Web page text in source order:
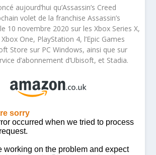
aujourd’hui qu’Assassin’s Creed
volet de la franchise Assassin’s
10 novembre 2020 sur les Xbox Series X,
One, PlayStation 4, l’Epic Games
Store sur PC Windows, ainsi que sur
d’abonnement d’Ubisoft, et Stadia.